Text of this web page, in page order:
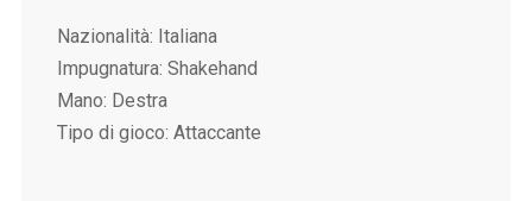
Nazionalità: Italiana
Impugnatura: Shakehand
Mano: Destra
Tipo di gioco: Attaccante